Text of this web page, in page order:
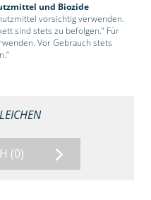
und Biozide
vorsichtig verwenden.
sind stets zu befolgen.“ Für
Vor Gebrauch stets
(0)